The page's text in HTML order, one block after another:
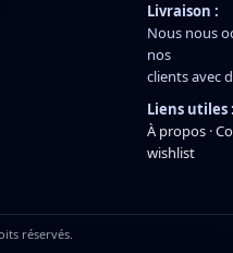
Livraison :
Nous nous
nos
clients avec
Liens utiles :
À propos·
wishlist
réservés.